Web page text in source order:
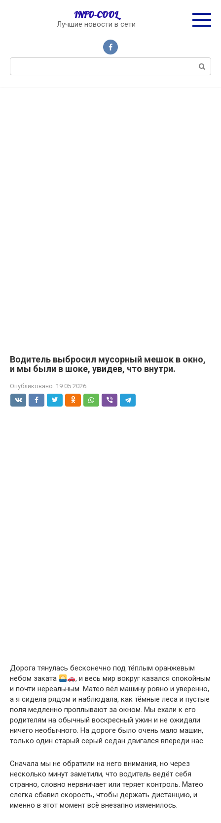
INFO-COOL
Лучшие новости в сети
Водитель выбросил мусорный мешок в окно,
и мы были в шоке, увидев, что внутри.
Опубликовано: 19.05.2026
Дорога тянулась бесконечно под тёплым оранжевым
небом заката
, и весь мир вокруг казался спокойным
и почти нереальным. Матео вёл машину ровно и уверенно,
а я сидела рядом и наблюдала, как тёмные леса и пустые
поля медленно проплывают за окном. Мы ехали к его
родителям на обычный воскресный ужин и не ожидали
ничего необычного. На дороге было очень мало машин,
только один старый серый седан двигался впереди нас.
Сначала мы не обратили на него внимания, но через
несколько минут заметили, что водитель ведёт себя
странно, словно нервничает или теряет контроль. Матео
слегка сбавил скорость, чтобы держать дистанцию, и
именно в этот момент всё внезапно изменилось.